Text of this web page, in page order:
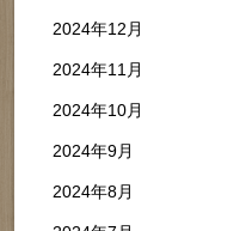
2024年12月
2024年11月
2024年10月
2024年9月
2024年8月